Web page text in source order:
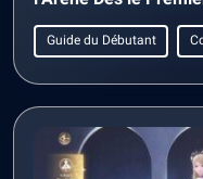
Guide du Débutant